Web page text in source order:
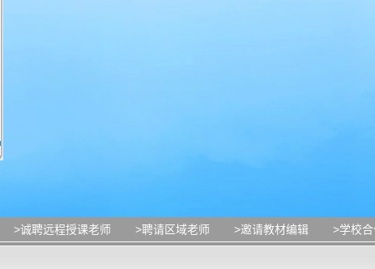
>诚聘远程授课老师 >聘请区域老师 >邀请教材编辑 >学校